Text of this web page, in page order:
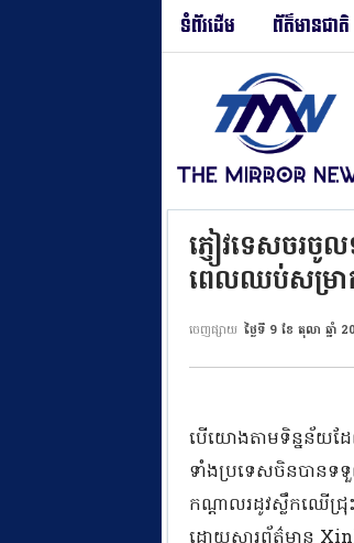
ទំព័រដើម ព័ត៌មានជាតិ
ភ្ញៀវទេសចរចូ
ពេលឈប់សម្រា
ចេញផ្សាយ ថ្ងៃទី 9 ខែ តុលា ឆ្នាំ
បើយោងតាមទិន្នន័យដែ
ទាំងប្រទេសចិនបានទ
កណ្តាលរដូវស្លឹកឈើជ្រុ